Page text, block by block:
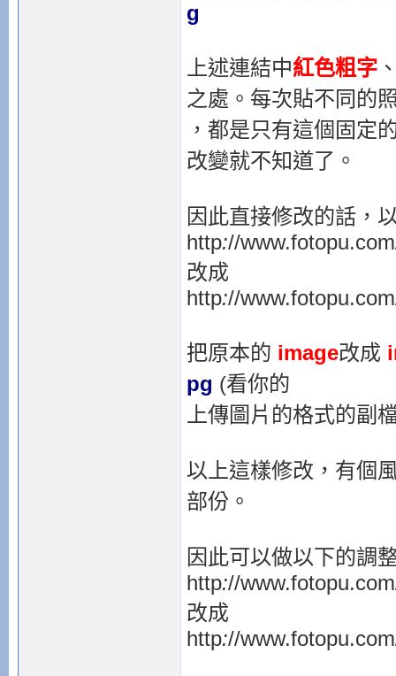
g
上述連結中紅色粗字
之處。每次貼不同的
，都是只有這個固定
改變就不知道了。
因此直接修改的話，
http://
改成
http://
把原本的 image改成
pg (看你的
上傳圖片的格式的副
以上這樣修改，有個
部份。
因此可以做以下的調
http://
改成
http://